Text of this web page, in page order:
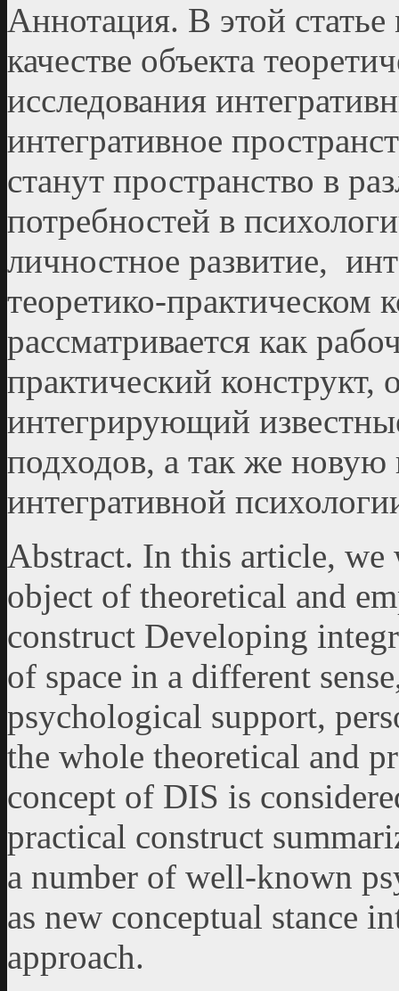
Аннотация. В этой
качестве объекта
исследования
интегративное
станут пространство в
потребностей в
личностное развитие,
теоретико-
рассматривается как
практический
интегрирующий
подходов, а так же
интегративной
Abstract. In this article, we
object of theoretical and
construct Developing
of space in a different
psychological support,
the whole theoretical and
concept of DIS is
practical construct
a number of well-known
as new conceptual stance
approach.